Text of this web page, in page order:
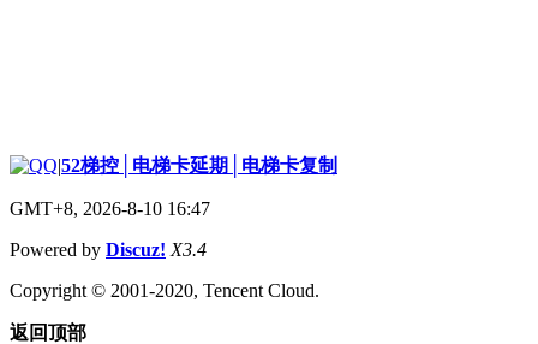
|52梯控│电梯卡延期│电梯卡复制
GMT+8, 2026-8-10 16:47
Powered by Discuz! X3.4
Copyright © 2001-2020, Tencent Cloud.
返回顶部